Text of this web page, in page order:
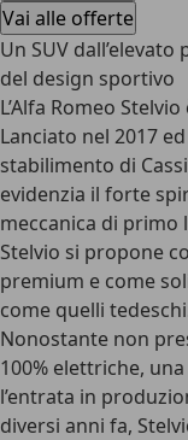
Vai alle offerte
Un SUV
del design sportivo
L’Alfa Romeo Stelvio
Lanciato nel 2017
stabilimento di
evidenzia il forte
meccanica di
Stelvio si propone
premium e come
come quelli
Nonostante non
100% elettriche,
l’entrata in
diversi anni fa,